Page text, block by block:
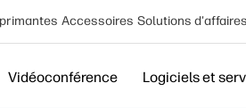
Accessoires Solutions d'affaires
Vidéoconférence Logiciels et